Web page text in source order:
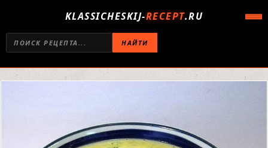
KLASSICHESKIJ-RECEPT.RU
НАЙТИ